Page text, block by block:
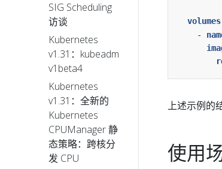
SIG Scheduling
访谈
Kubernetes
v1.31：kubeadm
v1beta4
Kubernetes
v1.31：全新的
Kubernetes
CPUManager 静
态策略：跨核分
发 CPU
volumes
-
上述示例的
使用